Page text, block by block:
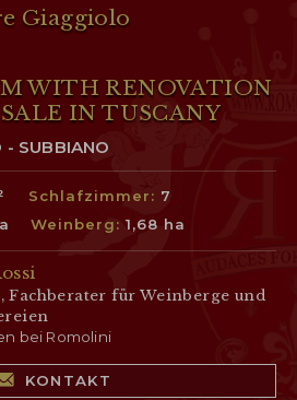
Giaggiolo
WITH RENOVATION
IN TUSCANY
- SUBBIANO
Schlafzimmer: 7
Weinberg:1,68 ha
Fachberater für Weinberge und
bei Romolini
KONTAKT